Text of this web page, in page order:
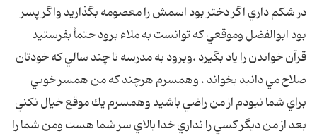
در شكم داري اگر دختر بود اسمش را معصومه بگذاريد واگر پسر
بود ابوالفضل وموقعي كه توانست به ملاء برود حتماً بفرستيد
قرآن خواندن را ياد بگيرد .وبرود به مدرسه تا چند سالي كه خودتان
صلاح مي دانيد بخواند . وهمسرم هرچند كه من همسر خوبي
براي شما نبودم از من راضي باشيد وهمسرم يك موقع خيال نكني
بعد از من ديگر كسي را نداري خدا بالاي سر شما هست ومن شما را